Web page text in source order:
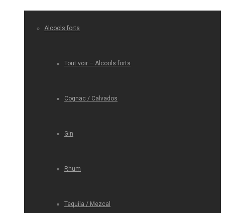
Alcools forts
Tout voir – Alcools forts
Cognac / Calvados
Gin
Rhum
Tequila / Mezcal